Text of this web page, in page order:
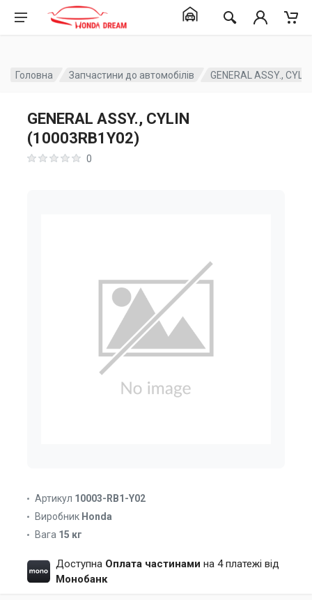
Головна Запчастини до автомобілів GENERAL ASSY.,
GENERAL ASSY., CYLIN
(10003RB1Y02)
0
Артикул 10003-RB1-Y02
Виробник Honda
Вага 15 кг
Доступна Оплата частинами на 4 платежі від
Монобанк